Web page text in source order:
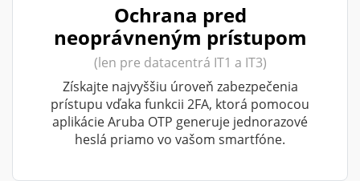
Ochrana pred
neoprávneným prístupom
(len pre datacentrá IT1 a IT3)
Získajte najvyššiu úroveň zabezpečenia
prístupu vďaka funkcii 2FA, ktorá pomocou
aplikácie Aruba OTP generuje jednorazové
heslá priamo vo vašom smartfóne.